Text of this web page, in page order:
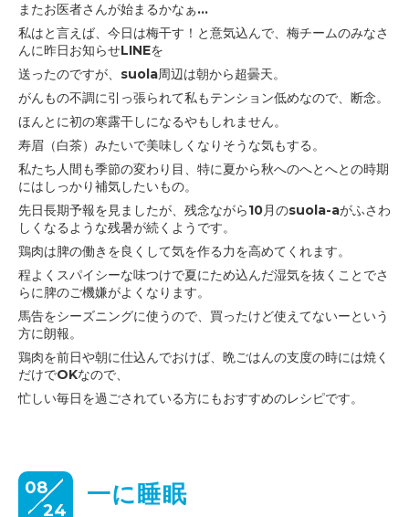
またお医者さんが始まるかなぁ...
私はと言えば、今日は梅干す！と意気込んで、梅チームのみなさ
んに昨日お知らせLINEを
送ったのですが、suola周辺は朝から超曇天。
がんもの不調に引っ張られて私もテンション低めなので、断念。
ほんとに初の寒露干しになるやもしれません。
寿眉（白茶）みたいで美味しくなりそうな気もする。
私たち人間も季節の変わり目、特に夏から秋へのへとへとの時期
にはしっかり補気したいもの。
先日長期予報を見ましたが、残念ながら10月のsuola-aがふさわ
しくなるような残暑が続くようです。
鶏肉は脾の働きを良くして気を作る力を高めてくれます。
程よくスパイシーな味つけで夏にため込んだ湿気を抜くことでさ
らに脾のご機嫌がよくなります。
馬告をシーズニングに使うので、買ったけど使えてないーという
方に朗報。
鶏肉を前日や朝に仕込んでおけば、晩ごはんの支度の時には焼く
だけでOKなので、
忙しい毎日を過ごされている方にもおすすめのレシピです。
08
24
一に睡眠